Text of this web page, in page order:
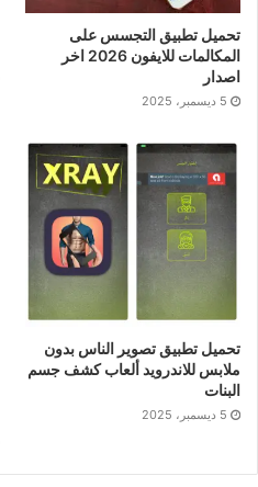
تحميل تطبيق التجسس على
المكالمات للايفون 2026 اخر
اصدار
5 ديسمبر، 2025
تحميل تطبيق تصوير الناس بدون
ملابس للاندرويد ألعاب كشف جسم
البنات
5 ديسمبر، 2025